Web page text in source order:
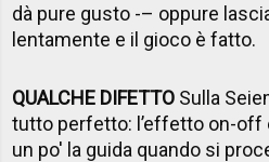
dà pure gusto -– oppure
lentamente e il gioco è fatto.
QUALCHE DIFETTO Sulla
tutto perfetto: l’effetto on-off
un po' la guida quando si